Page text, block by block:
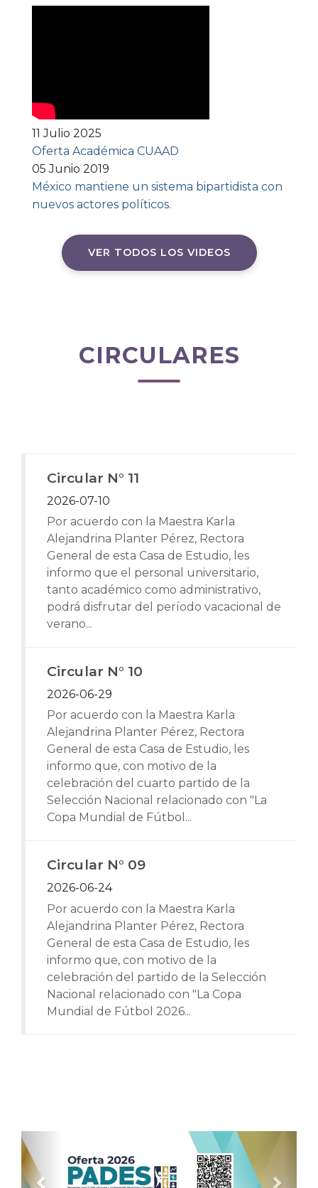
11 Julio 2025
Oferta Académica CUAAD
05 Junio 2019
México mantiene un sistema bipartidista con
nuevos actores políticos.
VER TODOS LOS VIDEOS
CIRCULARES
Circular N° 11
2026-07-10
Por acuerdo con la Maestra Karla
Alejandrina Planter Pérez, Rectora
General de esta Casa de Estudio, les
informo que el personal universitario,
tanto académico como administrativo,
podrá disfrutar del período vacacional de
verano...
Circular N° 10
2026-06-29
Por acuerdo con la Maestra Karla
Alejandrina Planter Pérez, Rectora
General de esta Casa de Estudio, les
informo que, con motivo de la
celebración del cuarto partido de la
Selección Nacional relacionado con "La
Copa Mundial de Fútbol...
Circular N° 09
2026-06-24
Por acuerdo con la Maestra Karla
Alejandrina Planter Pérez, Rectora
General de esta Casa de Estudio, les
informo que, con motivo de la
celebración del partido de la Selección
Nacional relacionado con "La Copa
Mundial de Fútbol 2026...